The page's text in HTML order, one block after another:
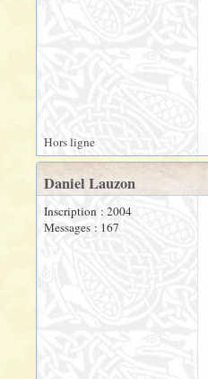
Hors ligne
Daniel Lauzon
Inscription : 2004
Messages : 167